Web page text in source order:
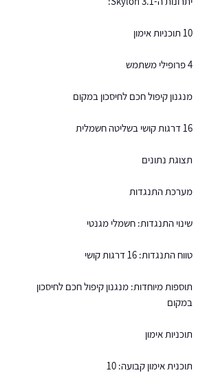
10 תוכניות אימון
4 פרופילי משתמש
מנגנון קיפול חכם לחיסכון במקום
16 דרגות קושי בשליטה חשמלית
תצוגת נתונים
מערכת התנגדות
שינוי התנגדות: חשמלי מגנטי
טווח התנגדות: 16 דרגות קושי
תוספות מיוחדות: מנגנון קיפול חכם לחיסכון
במקום
תוכניות אימון
תוכנית אימון קבועה: 10